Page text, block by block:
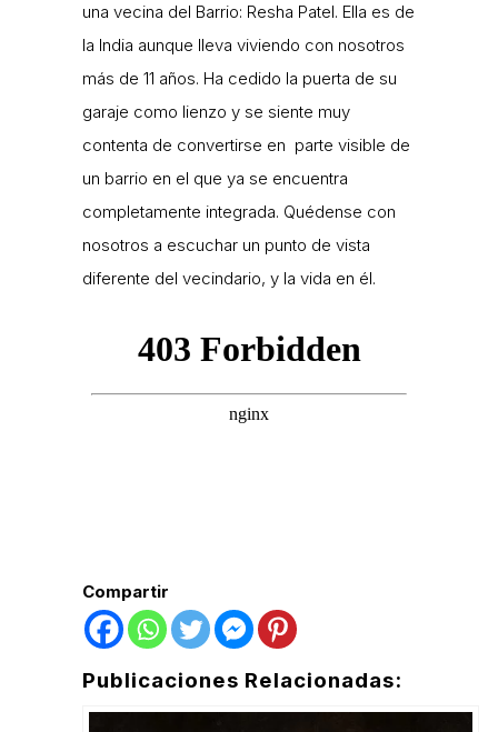
una vecina del Barrio: Resha Patel. Ella es de
la India aunque lleva viviendo con nosotros
más de 11 años. Ha cedido la puerta de su
garaje como lienzo y se siente muy
contenta de convertirse en parte visible de
un barrio en el que ya se encuentra
completamente integrada. Quédense con
nosotros a escuchar un punto de vista
diferente del vecindario, y la vida en él.
Compartir
Publicaciones Relacionadas: